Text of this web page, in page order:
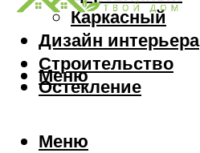
Каркасный
Дизайн интерьера
Строительство
Остекление
Меню
Меню